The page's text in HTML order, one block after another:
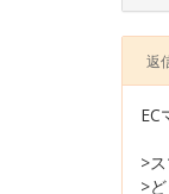
返
EC
>
>